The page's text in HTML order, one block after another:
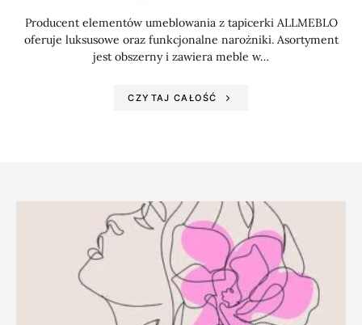
Producent elementów umeblowania z tapicerki ALLMEBLO
oferuje luksusowe oraz funkcjonalne narożniki. Asortyment
jest obszerny i zawiera meble w…
CZYTAJ CAŁOŚĆ